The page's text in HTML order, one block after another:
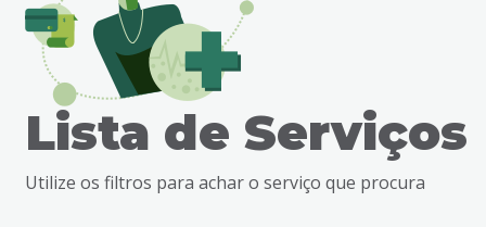
busca
Lista de Serviços
Utilize os filtros para achar o serviço que procura